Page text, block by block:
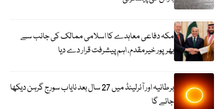
مکہ دفاعی معاہدے کا اسلامی ممالک کی جانب سے
بھرپور خیرمقدم، اہم پیشرفت قرار دے دیا
برطانیہ اور آئرلینڈ میں 27 سال بعد نایاب سورج گرہن دیکھا
جائے گا